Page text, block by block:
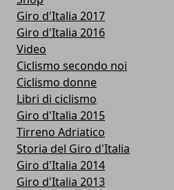
Giro d'Italia 2017
Giro d'Italia 2016
Video
Ciclismo secondo noi
Ciclismo donne
Libri di ciclismo
Giro d'Italia 2015
Tirreno Adriatico
Storia del Giro d'Italia
Giro d'Italia 2014
Giro d'Italia 2013